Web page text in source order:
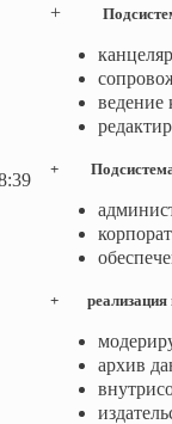
+
ведение
+ Подсистема
+ реализация
архив